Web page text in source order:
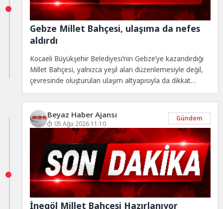
Gebze Millet Bahçesi, ulaşıma da nefes
aldırdı
Kocaeli Büyükşehir Belediyesi’nin Gebze’ye kazandırdığı
Millet Bahçesi, yalnızca yeşil alan düzenlemesiyle değil,
çevresinde oluşturulan ulaşım altyapısıyla da dikkat
çekiyor.
Beyaz Haber Ajansı
05 Ağu 2026 11:10
Gündem
İnegöl Millet Bahçesi Hazırlanıyor